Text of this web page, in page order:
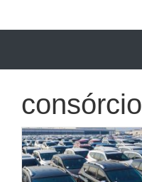
consórcio